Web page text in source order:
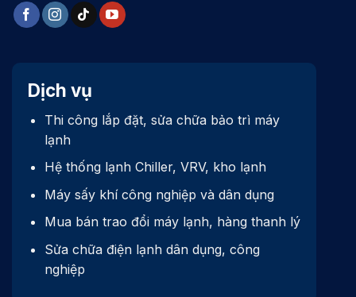
Dịch vụ
Thi công lắp đặt, sửa chữa bảo trì máy
lạnh
Hệ thống lạnh Chiller, VRV, kho lạnh
Máy sấy khí công nghiệp và dân dụng
Mua bán trao đổi máy lạnh, hàng thanh lý
Sửa chữa điện lạnh dân dụng, công
nghiệp